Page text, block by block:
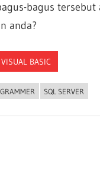
bagus
anda?
VISUAL BASIC
SQL SERVER